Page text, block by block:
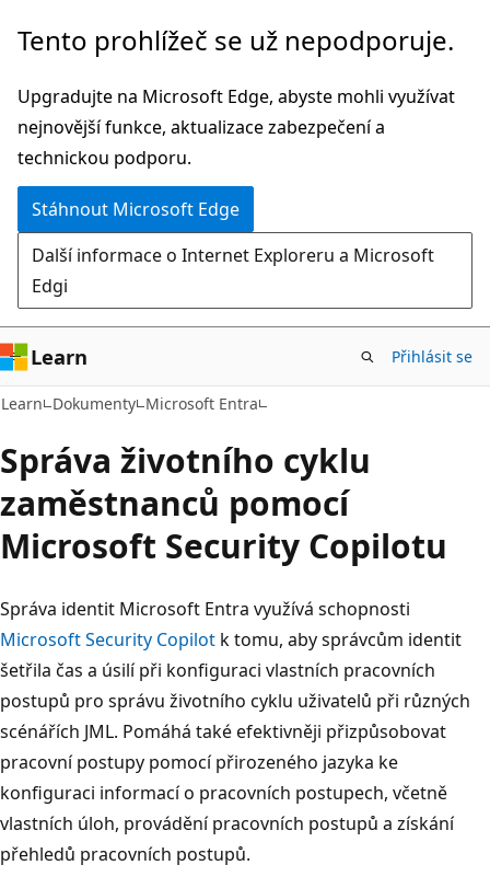
Přeskočit
hlavní
obsah
Tento prohlížeč se už nepodporuje.
Upgradujte na Microsoft Edge, abyste mohli využívat
nejnovější funkce, aktualizace zabezpečení a
technickou podporu.
Stáhnout Microsoft Edge
Další informace o Internet Exploreru a Microsoft
Edgi
Learn Přihlásit se
Learn Dokumenty Microsoft Entra
Správa životního cyklu
zaměstnanců pomocí
Microsoft Security Copilotu
Správa identit Microsoft Entra využívá schopnosti
Microsoft Security Copilot k tomu, aby správcům identit
šetřila čas a úsilí při konfiguraci vlastních pracovních
postupů pro správu životního cyklu uživatelů při různých
scénářích JML. Pomáhá také efektivněji přizpůsobovat
pracovní postupy pomocí přirozeného jazyka ke
konfiguraci informací o pracovních postupech, včetně
vlastních úloh, provádění pracovních postupů a získání
přehledů pracovních postupů.